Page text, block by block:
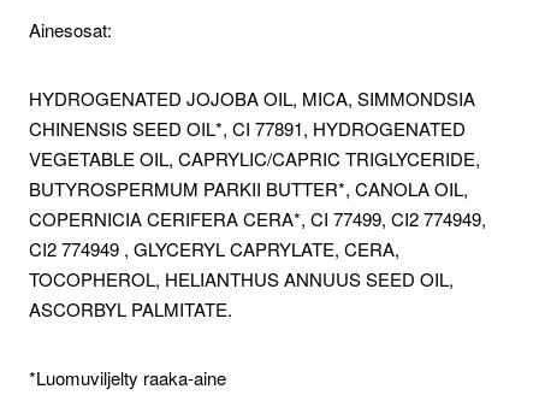
Ainesosat:
HYDROGENATED JOJOBA OIL, MICA, SIMMONDSIA
CHINENSIS SEED OIL*, CI 77891, HYDROGENATED
VEGETABLE OIL, CAPRYLIC/CAPRIC TRIGLYCERIDE,
BUTYROSPERMUM PARKII BUTTER*, CANOLA OIL,
COPERNICIA CERIFERA CERA*, CI 77499, CI2 774949,
CI2 774949 , GLYCERYL CAPRYLATE, CERA,
TOCOPHEROL, HELIANTHUS ANNUUS SEED OIL,
ASCORBYL PALMITATE.
*Luomuviljelty raaka-aine